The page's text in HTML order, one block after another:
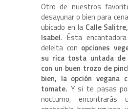
Otro de nuestros
desayunar o bien para
ubicado en la Calle
Isabel. Ésta
deleita con opciones
su rica tosta untada
con un buen trozo de
bien, la opción vegana
tomate. Y si te pasas
nocturno,